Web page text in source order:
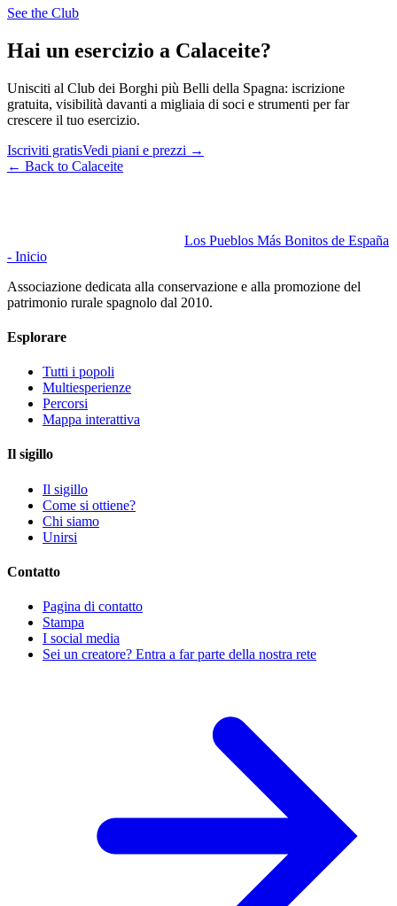
See the Club
Hai un esercizio a Calaceite?
Unisciti al Club dei Borghi più Belli della Spagna: iscrizione
gratuita, visibilità davanti a migliaia di soci e strumenti per far
crescere il tuo esercizio.
Iscriviti gratisVedi piani e prezzi →
← Back to Calaceite
Los Pueblos Más Bonitos de España
- Inicio
Associazione dedicata alla conservazione e alla promozione del
patrimonio rurale spagnolo dal 2010.
Esplorare
Tutti i popoli
Multiesperienze
Percorsi
Mappa interattiva
Il sigillo
Il sigillo
Come si ottiene?
Chi siamo
Unirsi
Contatto
Pagina di contatto
Stampa
I social media
Sei un creatore? Entra a far parte della nostra rete